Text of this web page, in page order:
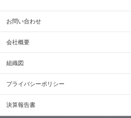
お問い合わせ
会社概要
組織図
プライバシーポリシー
決算報告書